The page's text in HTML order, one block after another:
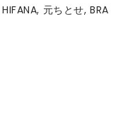
元ちとせ, BRA